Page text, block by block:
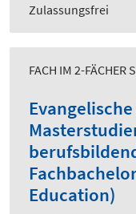
Zulassungsfrei
FACH IM 2-FÄCHER
Education)